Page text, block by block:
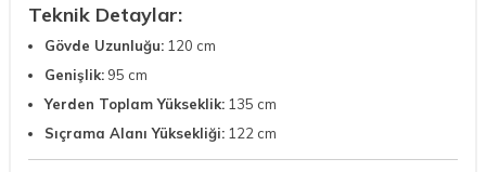
Teknik Detaylar:
Gövde Uzunluğu: 120 cm
Genişlik: 95 cm
Yerden Toplam Yükseklik: 135 cm
Sıçrama Alanı Yüksekliği: 122 cm